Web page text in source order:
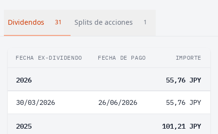
Dividendos 31 Splits de acciones 1
FECHA EX-DIVIDENDO FECHA DE PAGO IMPORTE
2026 55,76 JPY
30/03/2026 26/06/2026 55,76 JPY
2025 101,21 JPY